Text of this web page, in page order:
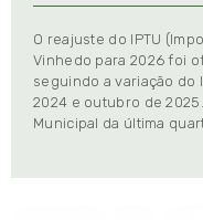
O reajuste do IPTU
Vinhedo para 2026 foi
seguindo a variação do
2024 e outubro de
Municipal da última